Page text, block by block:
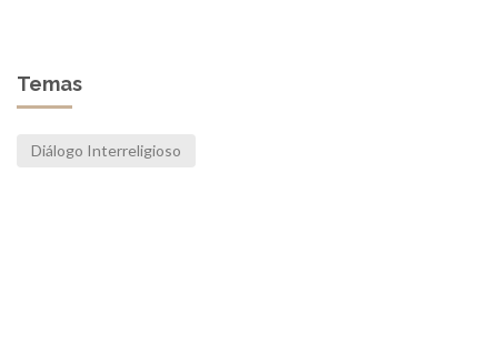
Temas
Diálogo Interreligioso